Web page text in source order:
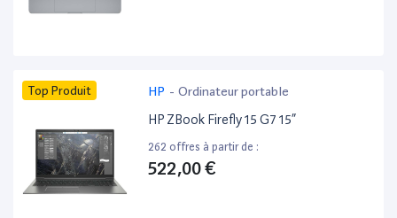
Top Produit HP - Ordinateur portable
HP ZBook Firefly 15 G7 15”
262 offres à partir de :
522,00 €